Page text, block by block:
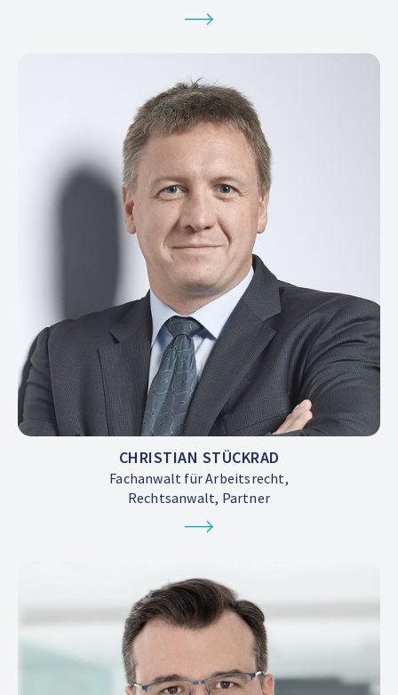
CHRISTIAN STÜCKRAD
Fachanwalt für Arbeitsrecht,
Rechtsanwalt, Partner